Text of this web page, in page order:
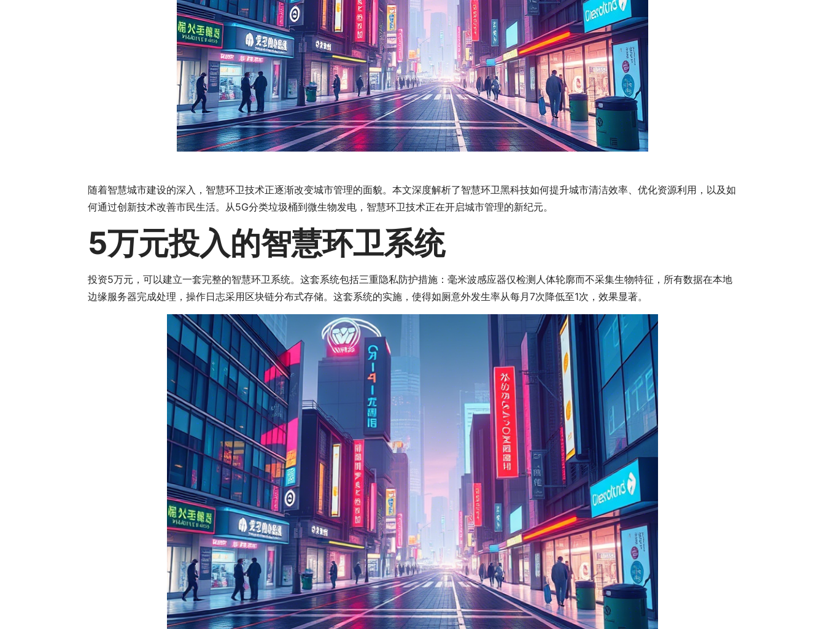
随着智慧城市建设的深入，智慧环卫技术正逐渐改变城市管理的面貌。本文深度解析了智慧环卫黑科技如何提升城市清洁效率、优化资源利用，以及如
何通过创新技术改善市民生活。从5G分类垃圾桶到微生物发电，智慧环卫技术正在开启城市管理的新纪元。
5万元投入的智慧环卫系统
投资5万元，可以建立一套完整的智慧环卫系统。这套系统包括三重隐私防护措施：毫米波感应器仅检测人体轮廓而不采集生物特征，所有数据在本地
边缘服务器完成处理，操作日志采用区块链分布式存储。这套系统的实施，使得如厕意外发生率从每月7次降低至1次，效果显著。